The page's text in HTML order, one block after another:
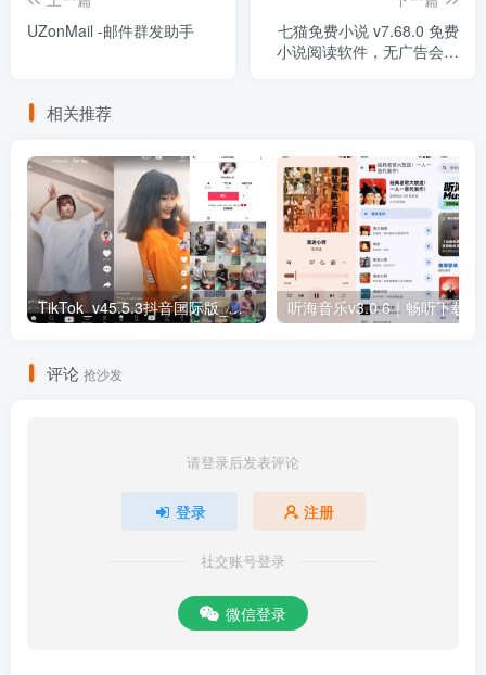
UZonMail -邮件群发助手
七猫免费小说 v7.68.0 免费
小说阅读软件，无广告会员
相关推荐
TikTok_v45.5.3抖音国际版_免拔卡解锁全球版
评论 抢沙发
请登录后发表评论
登录 注册
社交账号登录
微信登录